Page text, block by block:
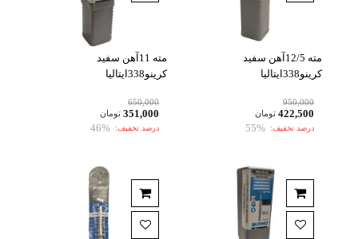
مته 12/5آهن سفید
کرینو338ایتالیا
950,000
422,500 تومان
درصد تخفیف: 55%
مته 11آهن سفید
کرینو338ایتالیا
650,000
351,000 تومان
درصد تخفیف: 46%